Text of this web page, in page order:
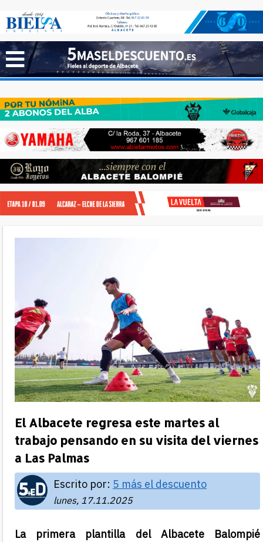
El Albacete regresa este martes al
trabajo pensando en su visita del viernes
a Las Palmas
Escrito por: 5 más el descuento
lunes, 17.11.2025
La primera plantilla del Albacete Balompié